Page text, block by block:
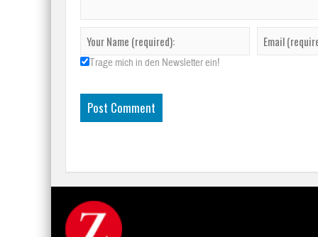
Trage mich in den Newsletter ein!